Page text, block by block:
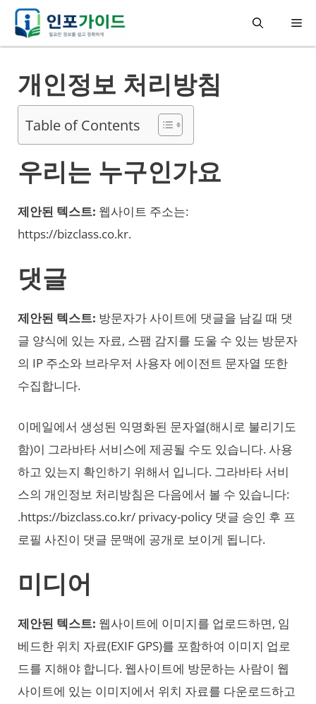
메
개인정보 처리방침
Table of Contents
우리는 누구인가요
제안된 텍스트: 웹사이트 주소는:
https://bizclass.co.kr.
댓글
제안된 텍스트: 방문자가 사이트에 댓글을 남길 때 댓
글 양식에 있는 자료, 스팸 감지를 도울 수 있는 방문자
의 IP 주소와 브라우저 사용자 에이전트 문자열 또한
수집합니다.
이메일에서 생성된 익명화된 문자열(해시로 불리기도
함)이 그라바타 서비스에 제공될 수도 있습니다. 사용
하고 있는지 확인하기 위해서 입니다. 그라바타 서비
스의 개인정보 처리방침은 다음에서 볼 수 있습니다:
.https://bizclass.co.kr/ privacy-policy 댓글 승인 후 프
로필 사진이 댓글 문맥에 공개로 보이게 됩니다.
미디어
제안된 텍스트: 웹사이트에 이미지를 업로드하면, 임
베드한 위치 자료(EXIF GPS)를 포함하여 이미지 업로
드를 지해야 합니다. 웹사이트에 방문하는 사람이 웹
사이트에 있는 이미지에서 위치 자료를 다운로드하고